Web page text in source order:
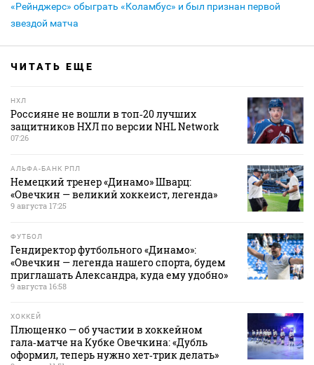
«Рейнджерс» обыграть «Коламбус» и был признан первой
звездой матча
ЧИТАТЬ ЕЩЕ
НХЛ
Россияне не вошли в топ‑20 лучших
защитников НХЛ по версии NHL Network
07:26
АЛЬФА-БАНК РПЛ
Немецкий тренер «Динамо» Шварц:
«Овечкин — великий хоккеист, легенда»
9 августа 17:25
ФУТБОЛ
Гендиректор футбольного «Динамо»:
«Овечкин — легенда нашего спорта, будем
приглашать Александра, куда ему удобно»
9 августа 16:58
ХОККЕЙ
Плющенко — об участии в хоккейном
гала‑матче на Кубке Овечкина: «Дубль
оформил, теперь нужно хет‑трик делать»